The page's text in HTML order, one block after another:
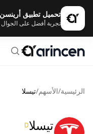
تحميل تطبيق أرينسن
تجربة أفضل على الجوال
الرئيسية/الأسهم/تيسلا
تيسلاD